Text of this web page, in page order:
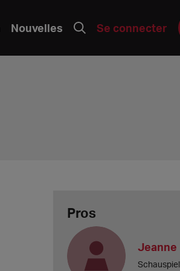
Nouvelles Se connecter
Pros
Jeanne